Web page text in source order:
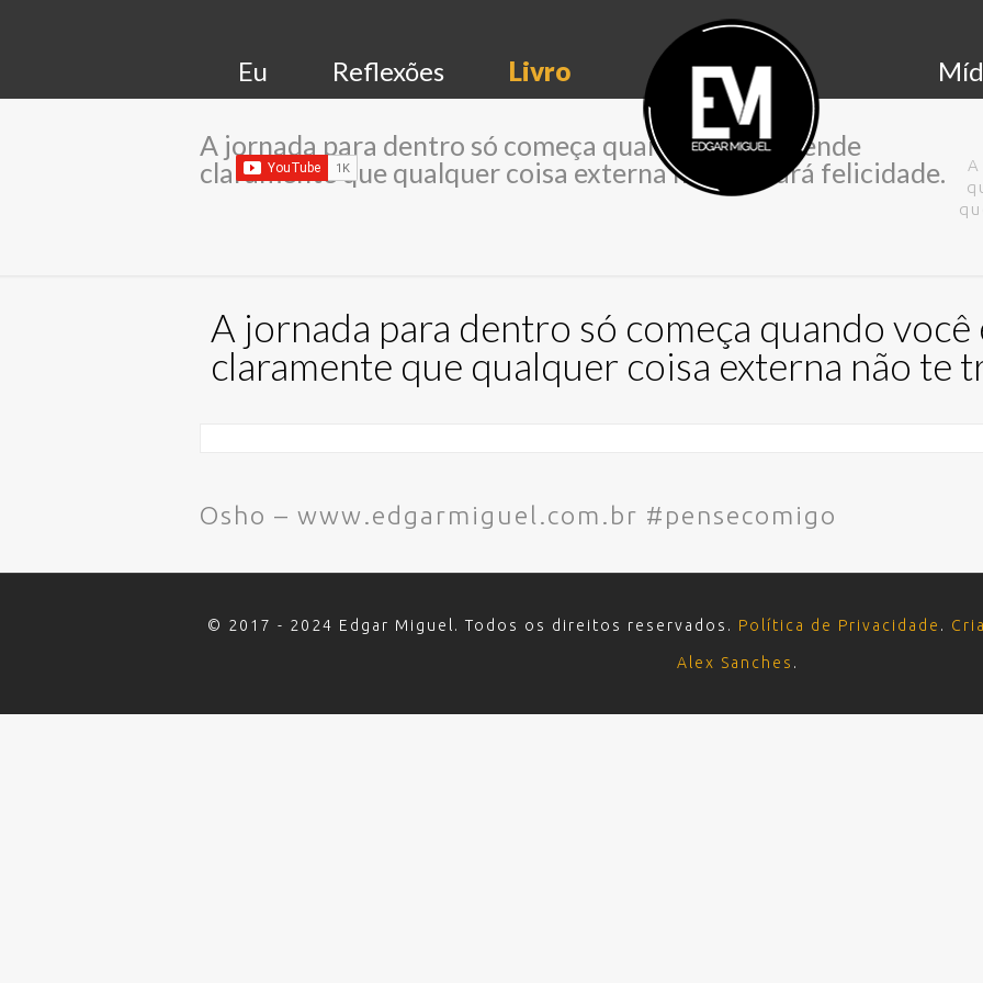
Eu Reflexões Livro
A jornada para dentro só começa quando você entende
claramente que qualquer coisa externa não te trará felicidade.
A jornada para dentro só começa quando
claramente que qualquer coisa externa não te
Osho – www.edgarmiguel.com.br #pensecomigo
© 2017 - 2024 Edgar Miguel. Todos os direitos reservados. Política de Privacidade .
Alex Sanches .